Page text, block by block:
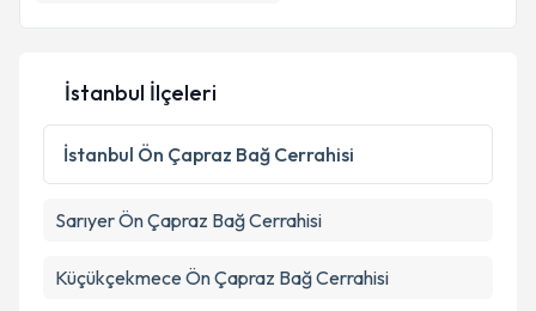
Kişisel verilerimin işlenmesine ilişkinAydınlatma
Metni
'ni okudum ve kişisel verilerimin belirtilen
kapsamda işlenmesini kabul ediyorum.
İstanbul İlçeleri
İstanbul Ön Çapraz Bağ Cerrahisi
SarıyerÖn Çapraz Bağ Cerrahisi
Küçükçekmece Ön Çapraz Bağ Cerrahisi